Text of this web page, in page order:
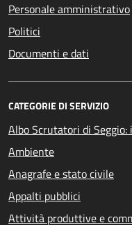
Personale amministrativo
Politici
Documenti e dati
CATEGORIE DI SERVIZIO
Albo Scrutatori di
Ambiente
Anagrafe e stato civile
Appalti pubblici
Attività produttive e